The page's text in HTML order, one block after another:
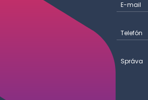
E-mail
Telefón
Správa